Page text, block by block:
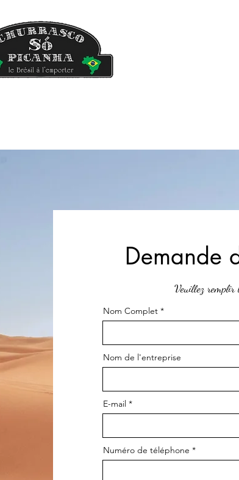
Demande
Veuillez remplir
Nom Complet
Nom de l'entreprise
E-mail
Numéro de téléphone